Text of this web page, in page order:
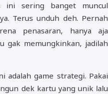
ini sering banget muncul
Terus unduh deh. Pernah
penasaran, hanya aja
gak memungkinkan, jadilah
adalah game strategi. Pakai
dek kartu yang unik lalu